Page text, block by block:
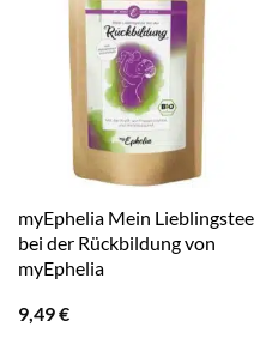
myEphelia Mein Lieblingstee
bei der Rückbildung von
myEphelia
9,49€